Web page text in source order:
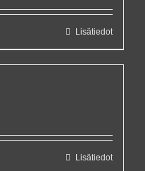
Lisätiedot
Lisätiedot